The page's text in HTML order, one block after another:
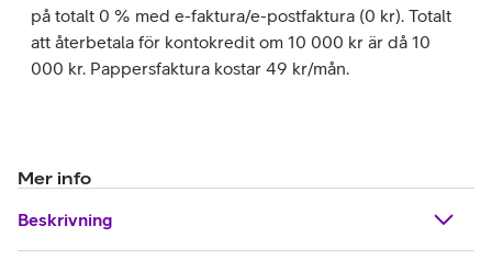
på totalt 0 % med e-faktura/e-postfaktura (0 kr). Totalt
att återbetala för kontokredit om 10 000 kr är då 10
000 kr. Pappersfaktura kostar 49 kr/mån.
Mer info
Beskrivning